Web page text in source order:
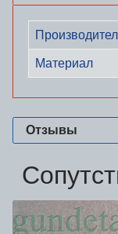
Материал
Отзывы